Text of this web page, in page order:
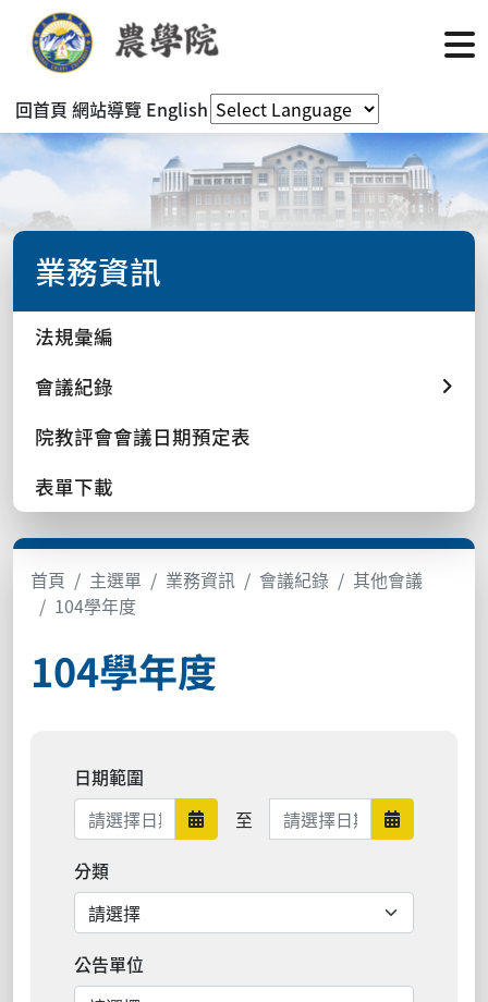
回首頁 網站導覽 English
業務資訊
法規彙編
會議紀錄
院教評會會議日期預定表
表單下載
首頁 主選單 業務資訊 會議紀錄
其他會議
104學年度
104學年度
日期範圍
日期範圍開始
至 日期範圍結束 日期範圍
分類
公告單位